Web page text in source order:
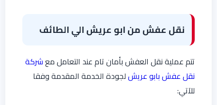
نقل عفش من ابو عريش الي الطائف
تتم عملية نقل العفش بأمان تام عند التعامل معشركة
نقل عفش بابو عريشلجودة الخدمة المقدمة وفقا
للآتي: